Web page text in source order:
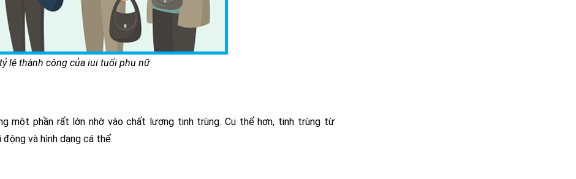
tỷ lệ thành công của iui tuổi phụ nữ
một phần rất lớn nhờ vào chất lượng tinh trùng. Cụ thể hơn, tinh trùng từ
và hình dạng cá thể.